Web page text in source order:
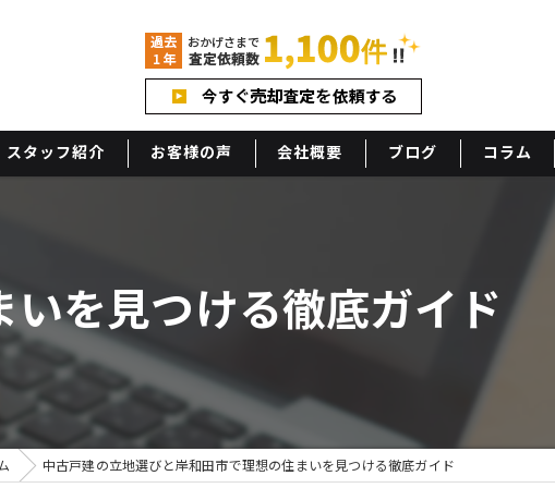
スタッフ紹介 お客様の声 会社概要 ブログ コラム
を見つける徹底ガイド
中古戸建の立地選びと岸和田市で理想の住まいを見つける徹底ガイド